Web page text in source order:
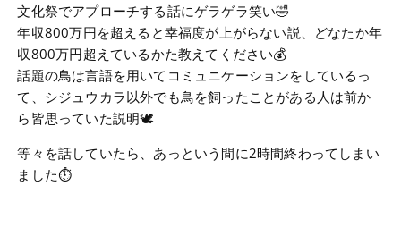
文化祭でアプローチする話にゲラゲラ笑い🤣
年収800万円を超えると幸福度が上がらない説、どなたか年
収800万円超えているかた教えてください💰
話題の鳥は言語を用いてコミュニケーションをしているっ
て、シジュウカラ以外でも鳥を飼ったことがある人は前か
ら皆思っていた説明🕊️
等々を話していたら、あっという間に2時間終わってしまい
ました⏱